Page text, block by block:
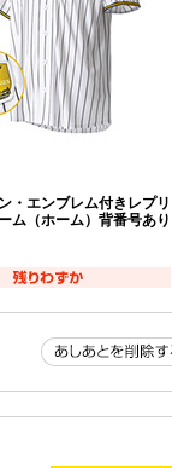
・エンブレム付きレプリ
ム（ホーム）背番号あり